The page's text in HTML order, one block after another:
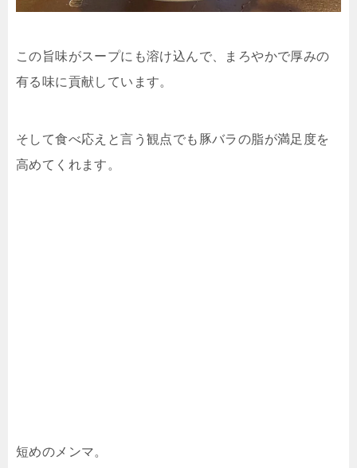
この旨味がスープにも溶け込んで、まろやかで厚みの
有る味に貢献しています。
そして食べ応えと言う観点でも豚バラの脂が満足度を
高めてくれます。
短めのメンマ。